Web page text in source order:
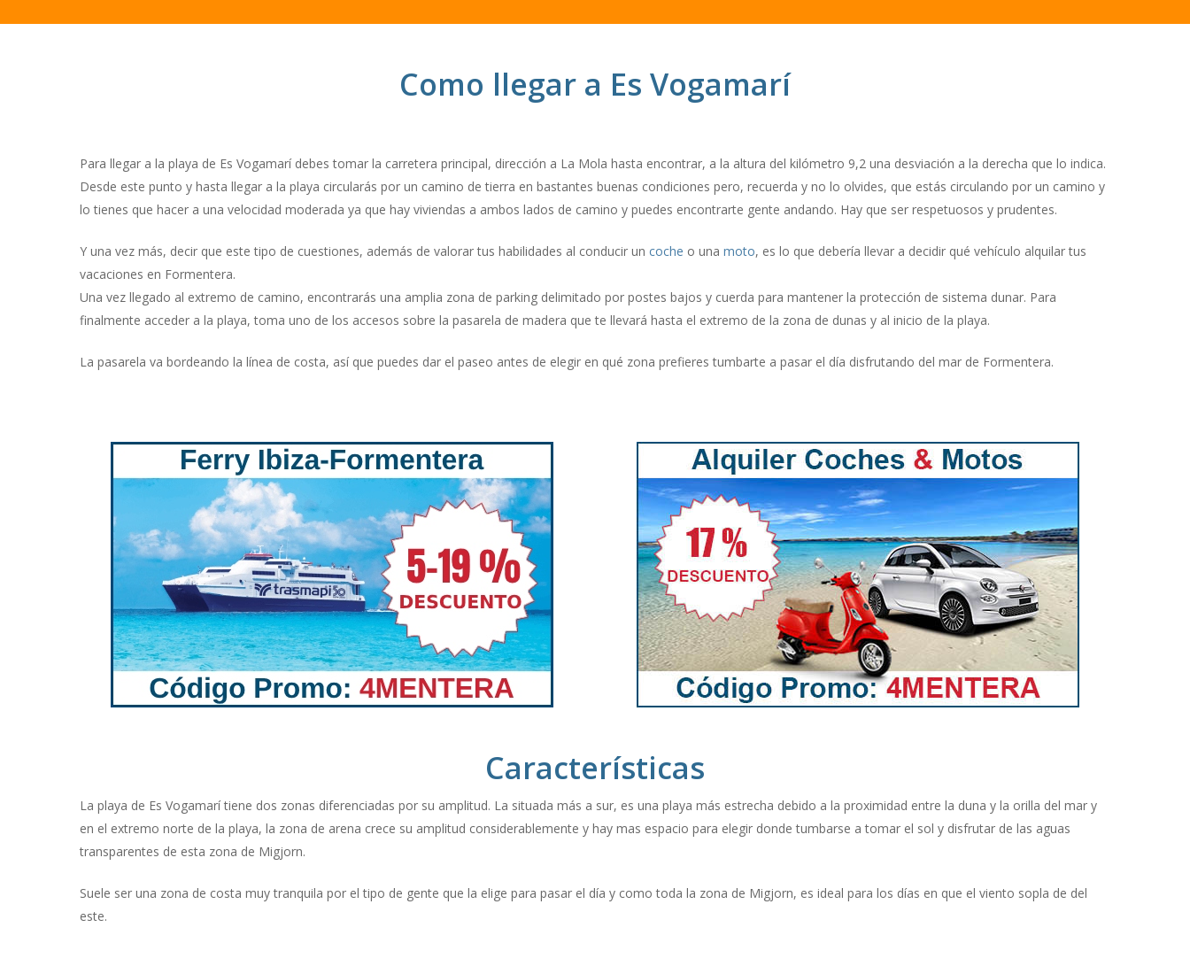
Como llegar a Es Vogamarí
Para llegar a la playa de Es Vogamarí debes tomar la carretera principal, dirección a La Mola hasta encontrar, a la altura del kilómetro 9,2 una desviación a la derecha que lo indica.
Desde este punto y hasta llegar a la playa circularás por un camino de tierra en bastantes buenas condiciones pero, recuerda y no lo olvides, que estás circulando por un camino y
lo tienes que hacer a una velocidad moderada ya que hay viviendas a ambos lados de camino y puedes encontrarte gente andando. Hay que ser respetuosos y prudentes.
Y una vez más, decir que este tipo de cuestiones, además de valorar tus habilidades al conducir uncoche o unamoto, es lo que debería llevar a decidir qué vehículo alquilar tus
vacaciones en Formentera.
Una vez llegado al extremo de camino, encontrarás una amplia zona de parking delimitado por postes bajos y cuerda para mantener la protección de sistema dunar. Para
finalmente acceder a la playa, toma uno de los accesos sobre la pasarela de madera que te llevará hasta el extremo de la zona de dunas y al inicio de la playa.
La pasarela va bordeando la línea de costa, así que puedes dar el paseo antes de elegir en qué zona prefieres tumbarte a pasar el día disfrutando del mar de Formentera.
Características
La playa de Es Vogamarí tiene dos zonas diferenciadas por su amplitud. La situada más a sur, es una playa más estrecha debido a la proximidad entre la duna y la orilla del mar y
en el extremo norte de la playa, la zona de arena crece su amplitud considerablemente y hay mas espacio para elegir donde tumbarse a tomar el sol y disfrutar de las aguas
transparentes de esta zona de Migjorn.
Suele ser una zona de costa muy tranquila por el tipo de gente que la elige para pasar el día y como toda la zona de Migjorn, es ideal para los días en que el viento sopla de del
este.